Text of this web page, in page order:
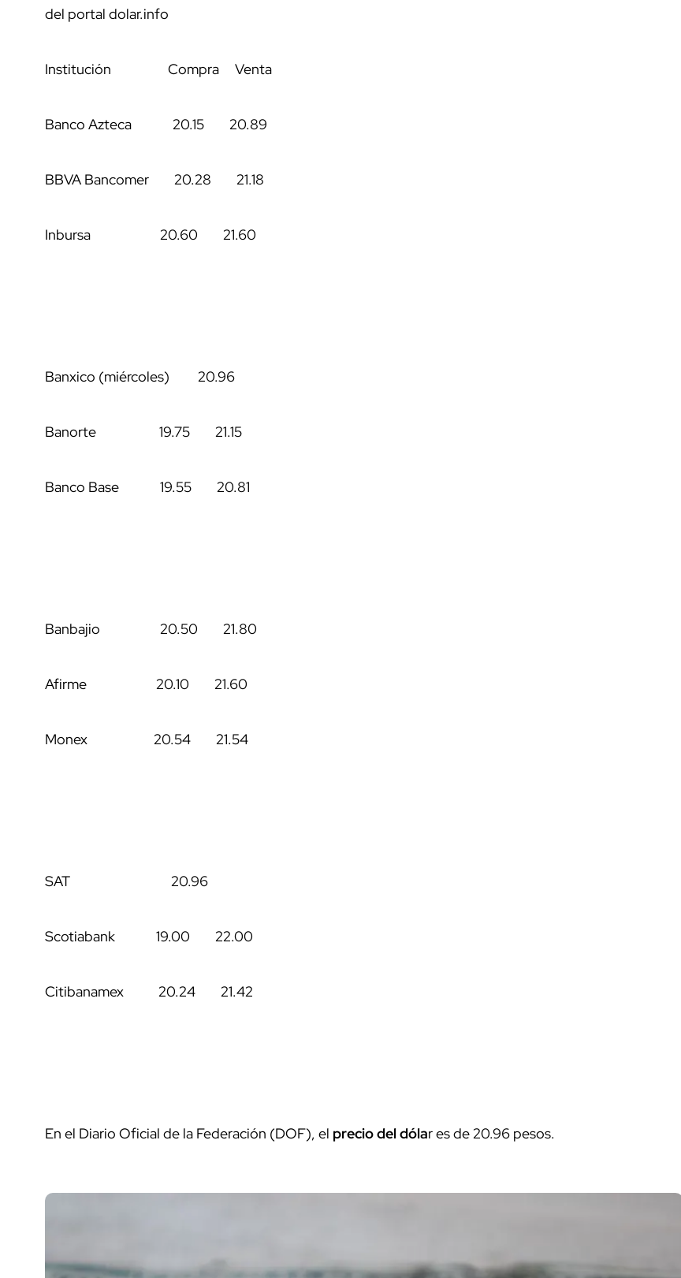
del portal dolar.info
Institución Compra Venta
Banco Azteca 20.15 20.89
BBVA Bancomer 20.28 21.18
Inbursa 20.60 21.60
Banxico (miércoles) 20.96
Banorte 19.75 21.15
Banco Base 19.55 20.81
Banbajio 20.50 21.80
Afirme 20.10 21.60
Monex 20.54 21.54
SAT 20.96
Scotiabank 19.00 22.00
Citibanamex 20.24 21.42
En el Diario Oficial de la Federación (DOF), el precio del dólar es de 20.96 pesos.